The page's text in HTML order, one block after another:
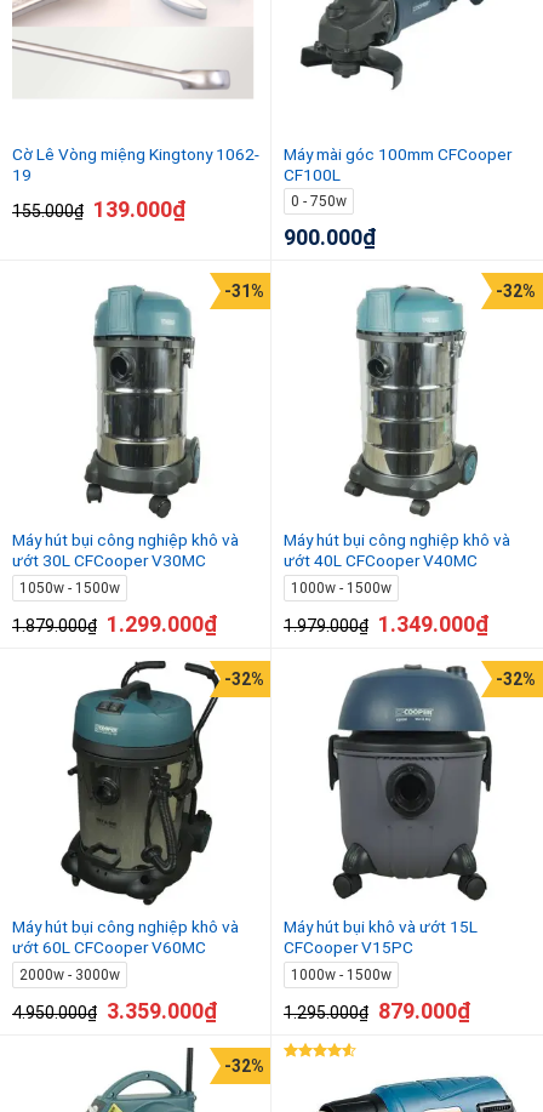
Thiết bị - Dụng cụ khác
Phụ tùng và phụ kiện
Cờ Lê Vòng miệng Kingtony 1062-
19
155.000₫ 139.000₫
Máy mài góc 100mm CFCooper
CF100L
0 - 750w
900.000₫
Máy hút bụi công nghiệp khô và
ướt 30L CFCooper V30MC
1050w - 1500w
1.879.000₫
-31%
1.299.000₫
Máy hút bụi công nghiệp khô và
ướt 40L CFCooper V40MC
1000w - 1500w
1.979.000₫
-32%
1.349.000₫
Máy hút bụi công nghiệp khô và
ướt 60L CFCooper V60MC
2000w - 3000w
4.950.000₫
-32%
3.359.000₫
Máy hút bụi khô và ướt 15L
CFCooper V15PC
1000w - 1500w
1.295.000₫
-32%
879.000₫
-32%